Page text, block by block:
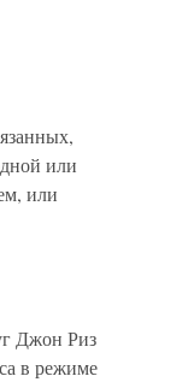
или
или
Джон Риз
в режиме